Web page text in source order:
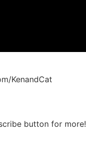
KenandCat
button for more!